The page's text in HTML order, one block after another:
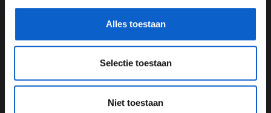
Alles toestaan
Selectie toestaan
Niet toestaan